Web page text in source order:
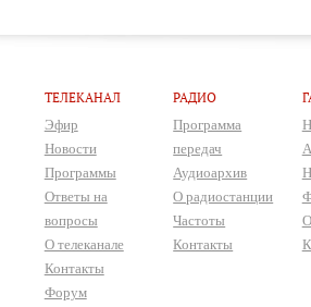
ТЕЛЕКАНАЛ
Эфир
Новости
Программы
Ответы на
вопросы
О телеканале
Контакты
Форум
РАДИО
Программа
передач
Аудиоархив
О радиостанции
Частоты
Контакты